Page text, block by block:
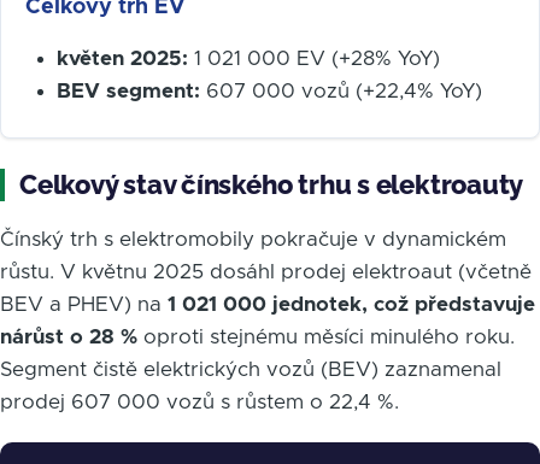
Celkový trh EV
květen 2025: 1 021 000 EV (+28% YoY)
BEV segment: 607 000 vozů (+22,4% YoY)
Celkový stav čínského trhu s elektroauty
Čínský trh s elektromobily pokračuje v dynamickém
růstu. V květnu 2025 dosáhl prodej elektroaut (včetně
BEV a PHEV) na 1 021 000 jednotek, což představuje
nárůst o 28 % oproti stejnému měsíci minulého roku.
Segment čistě elektrických vozů (BEV) zaznamenal
prodej 607 000 vozů s růstem o 22,4 %.